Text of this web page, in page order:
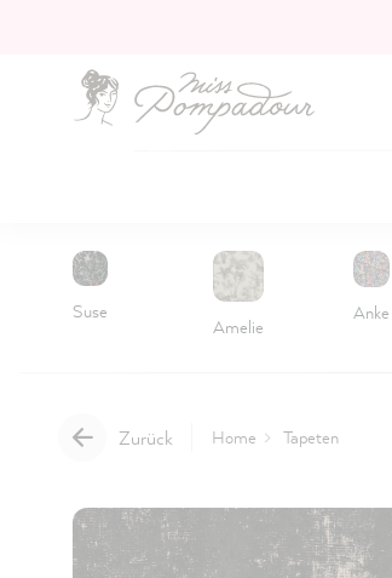
Suse
Amelie
Anke
Zurück Home Tapeten